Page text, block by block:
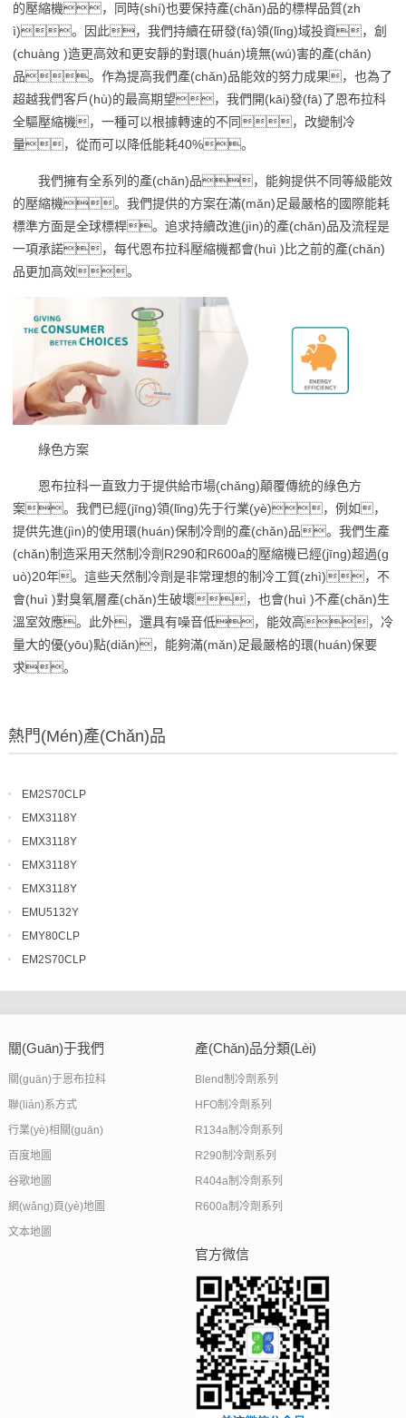
的壓縮機，同時(shí)也要保持產(chǎn)品的標桿品質(zh
ì)。因此，我們持續在研發(fā)領(lǐng)域投資，創
(chuàng )造更高效和更安靜的對環(huán)境無(wú)害的產(chǎn)
品。作為提高我們產(chǎn)品能效的努力成果，也為了
超越我們客戶(hù)的最高期望，我們開(kāi)發(fā)了恩布拉科
全驅壓縮機，一種可以根據轉速的不同，改變制冷
量，從而可以降低能耗40%。
我們擁有全系列的產(chǎn)品，能夠提供不同等級能效
的壓縮機。我們提供的方案在滿(mǎn)足最嚴格的國際能耗
標準方面是全球標桿。追求持續改進(jìn)的產(chǎn)品及流程是
一項承諾，每代恩布拉科壓縮機都會(huì )比之前的產(chǎn)
品更加高效。
綠色方案
恩布拉科一直致力于提供給市場(chǎng)顛覆傳統的綠色方
案。我們已經(jīng)領(lǐng)先于行業(yè)，例如，
提供先進(jìn)的使用環(huán)保制冷劑的產(chǎn)品。我們生產
(chǎn)制造采用天然制冷劑R290和R600a的壓縮機已經(jīng)超過(g
uò)20年。這些天然制冷劑是非常理想的制冷工質(zhì)，不
會(huì )對臭氧層產(chǎn)生破壞，也會(huì )不產(chǎn)生
溫室效應。此外，還具有噪音低，能效高，冷
量大的優(yōu)點(diǎn)，能夠滿(mǎn)足最嚴格的環(huán)保要
求。
熱門(mén)產(chǎn)品
EM2S70CLP
EMX3118Y
EMX3118Y
EMX3118Y
EMX3118Y
EMU5132Y
EMY80CLP
EM2S70CLP
關(guān)于我們
關(guān)于恩布拉科
聯(lián)系方式
行業(yè)相關(guān)
百度地圖
谷歌地圖
網(wǎng)頁(yè)地圖
文本地圖
產(chǎn)品分類(lèi)
Blend制冷劑系列
HFO制冷劑系列
R134a制冷劑系列
R290制冷劑系列
R404a制冷劑系列
R600a制冷劑系列
官方微信